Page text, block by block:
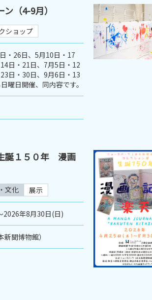
（4-9月）
ショップ
・26日、5月10日・17
日・21日、7月5日・12
日・30日、9月6日・13
曜日開催、同内容です。
誕１５０年 漫画
文化 展示
2026年8月30日(日)
聞博物館）